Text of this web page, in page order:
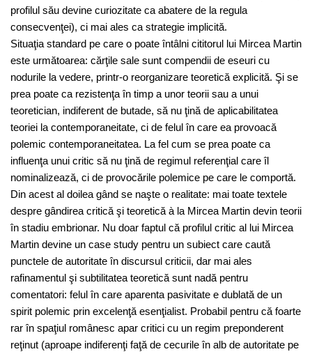
profilul său devine curiozitate ca abatere de la regula
consecvenţei), ci mai ales ca strategie implicită.
Situaţia standard pe care o poate întâlni cititorul lui Mircea Martin
este următoarea: cărţile sale sunt compendii de eseuri cu
nodurile la vedere, printr-o reorganizare teoretică explicită. Şi se
prea poate ca rezistenţa în timp a unor teorii sau a unui
teoretician, indiferent de butade, să nu ţină de aplicabilitatea
teoriei la contemporaneitate, ci de felul în care ea provoacă
polemic contemporaneitatea. La fel cum se prea poate ca
influenţa unui critic să nu ţină de regimul referenţial care îl
nominalizează, ci de provocările polemice pe care le comportă.
Din acest al doilea gând se naşte o realitate: mai toate textele
despre gândirea critică şi teoretică à la Mircea Martin devin teorii
în stadiu embrionar. Nu doar faptul că profilul critic al lui Mircea
Martin devine un case study pentru un subiect care caută
punctele de autoritate în discursul criticii, dar mai ales
rafinamentul şi subtilitatea teoretică sunt nadă pentru
comentatori: felul în care aparenta pasivitate e dublată de un
spirit polemic prin excelenţă esenţialist. Probabil pentru că foarte
rar în spaţiul românesc apar critici cu un regim preponderent
reţinut (aproape indiferenţi faţă de cecurile în alb de autoritate pe